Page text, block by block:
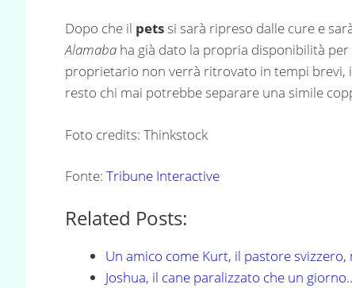
Dopo che il petssi sarà ripreso dalle cure e
Alamaba ha già dato la propria disponibilità
proprietario non verrà ritrovato in tempi brevi,
resto chi mai potrebbe separare una simile
Foto credits: Thinkstock
Fonte: Tribune Interactive
Related Posts:
Un amico come Kurt, il pastore
Joshua, il cane paralizzato che un giorno..